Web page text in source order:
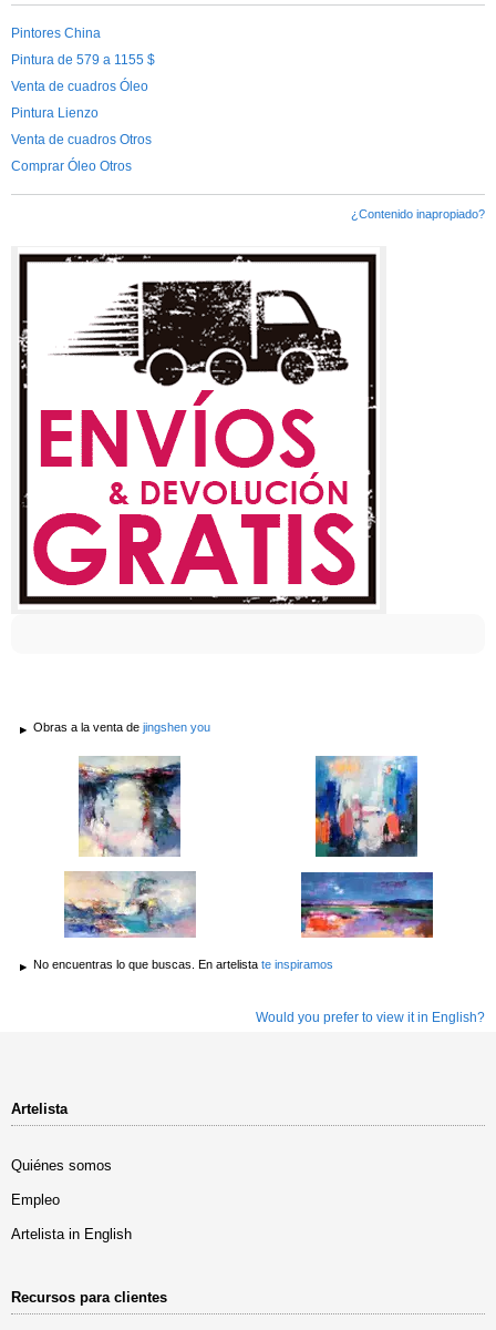
Pintores China
Pintura de 579 a 1155 $
Venta de cuadros Óleo
Pintura Lienzo
Venta de cuadros Otros
Comprar Óleo Otros
¿Contenido inapropiado?
Obras a la venta de jingshen you
No encuentras lo que buscas. En artelista te inspiramos
Would you prefer to view it in English?
Artelista
Quiénes somos
Empleo
Artelista in English
Recursos para clientes